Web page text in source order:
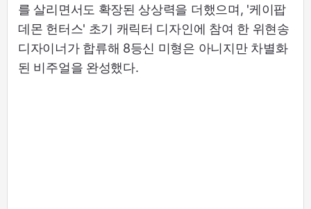
를 살리면서도 확장된 상상력을 더했으며, '케이팝
데몬 헌터스' 초기 캐릭터 디자인에 참여 한 위현송
디자이너가 합류해 8등신 미형은 아니지만 차별화
된 비주얼을 완성했다.